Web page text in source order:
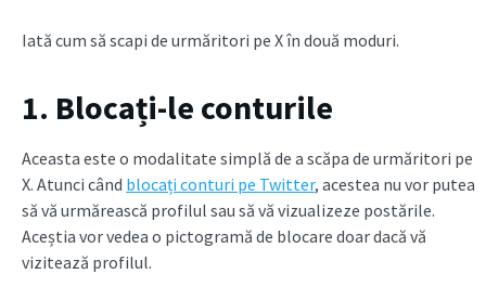
Iată cum să scapi de urmăritori pe X în două moduri.
1. Blocați-le conturile
Aceasta este o modalitate simplă de a scăpa de urmăritori pe
X. Atunci când blocați conturi pe Twitter, acestea nu vor putea
să vă urmărească profilul sau să vă vizualizeze postările.
Aceștia vor vedea o pictogramă de blocare doar dacă vă
vizitează profilul.